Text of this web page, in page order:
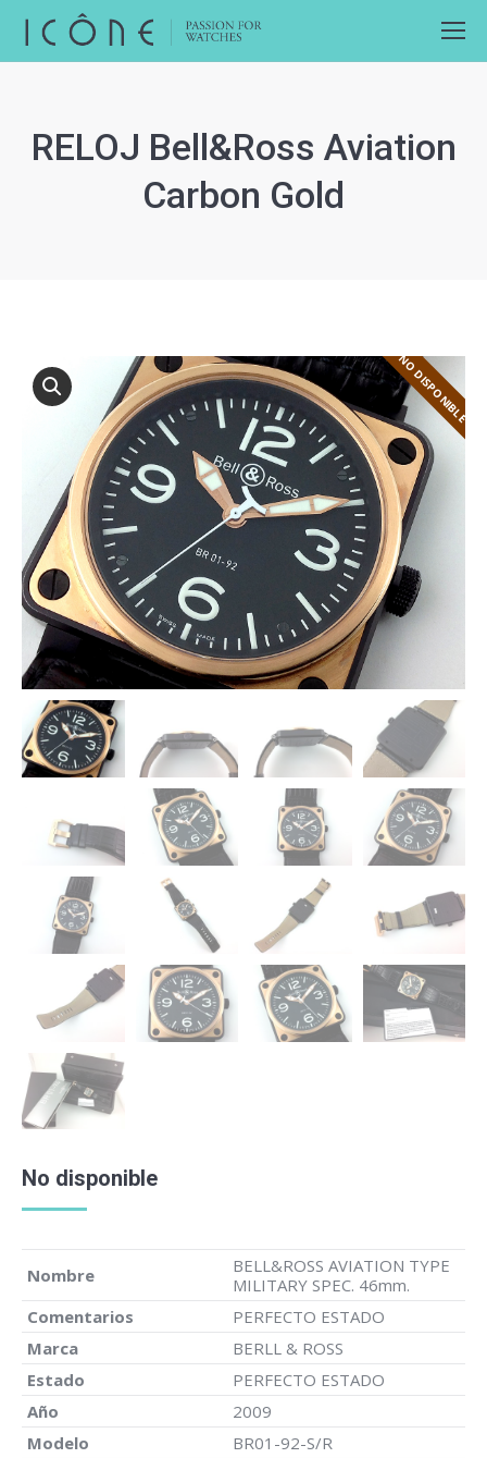
RELOJ Bell&Ross Aviation
Carbon Gold
NO DISPONIBLE
No disponible
Nombre
BELL&ROSS AVIATION TYPE
MILITARY SPEC. 46mm.
Comentarios
PERFECTO ESTADO
Marca
BERLL & ROSS
Estado
PERFECTO ESTADO
Año
2009
Modelo
BR01-92-S/R